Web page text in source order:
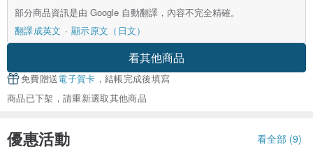
部分商品資訊是由 Google 自動翻譯，內容不完全精確。
翻譯成英文
顯示原文（日文）
看其他商品
免費贈送電子賀卡 ，結帳完成後填寫
商品已下架，請重新選取其他商品
優惠活動 看全部 (9)